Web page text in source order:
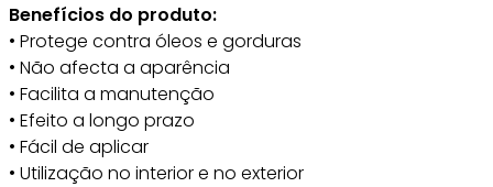
Benefícios do produto:
• Protege contra óleos e gorduras
• Não afecta a aparência
• Facilita a manutenção
• Efeito a longo prazo
• Fácil de aplicar
• Utilização no interior e no exterior